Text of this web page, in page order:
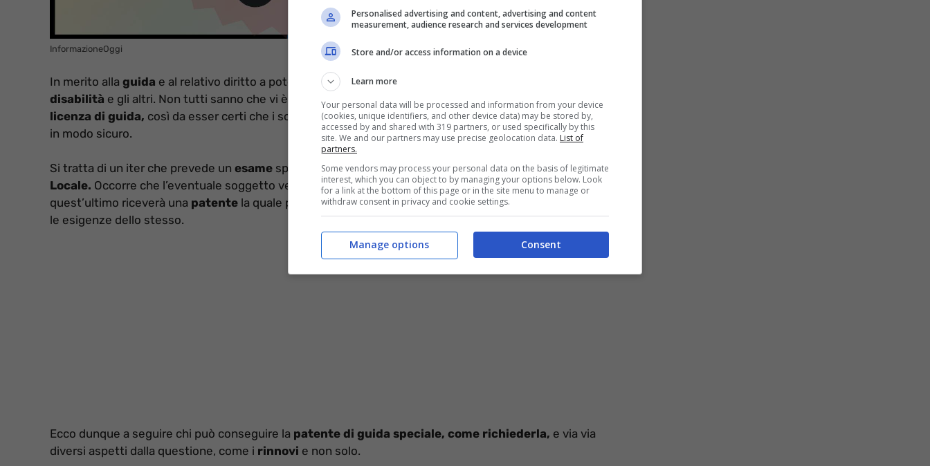
InformazioneOggi
In merito alla guida e al relativo diritto a poterlo fare, non vi sono differenze rispetto alle
disabilità e gli altri. Non tutti sanno che vi è una procedura da seguire al fine dell’ottenimento della
licenza di guida, così da esser certi che i soggetti in questione siano in grado di condurre un veicolo
in modo sicuro.
Si tratta di un iter che prevede un esame specifico che vede coinvolta laCommissione Medica
Locale. Occorre che l’eventuale soggetto venga ritenutoidoneo alla guida.Qualora così fosse,
quest’ultimo riceverà una patente la quale permetterà la guida di unveicolo con modifiche
le esigenze dello stesso.
Ecco dunque a seguire chi può conseguire la patente di guida speciale, come richiederla, e via via
diversi aspetti dalla questione, come i rinnovi e non solo.
Personalised advertising and content, advertising and content
measurement, audience research and services development
Store and/or access information on a device
Learn more
Your personal data will be processed and information from your device
(cookies, unique identifiers, and other device data) may be stored by,
accessed by and shared with 319 partners, or used specifically by this
site. We and our partners may use precise geolocation data. List of
partners.
Some vendors may process your personal data on the basis of legitimate
interest, which you can object to by managing your options below. Look
for a link at the bottom of this page or in the site menu to manage or
withdraw consent in privacy and cookie settings.
Consent
Manage options